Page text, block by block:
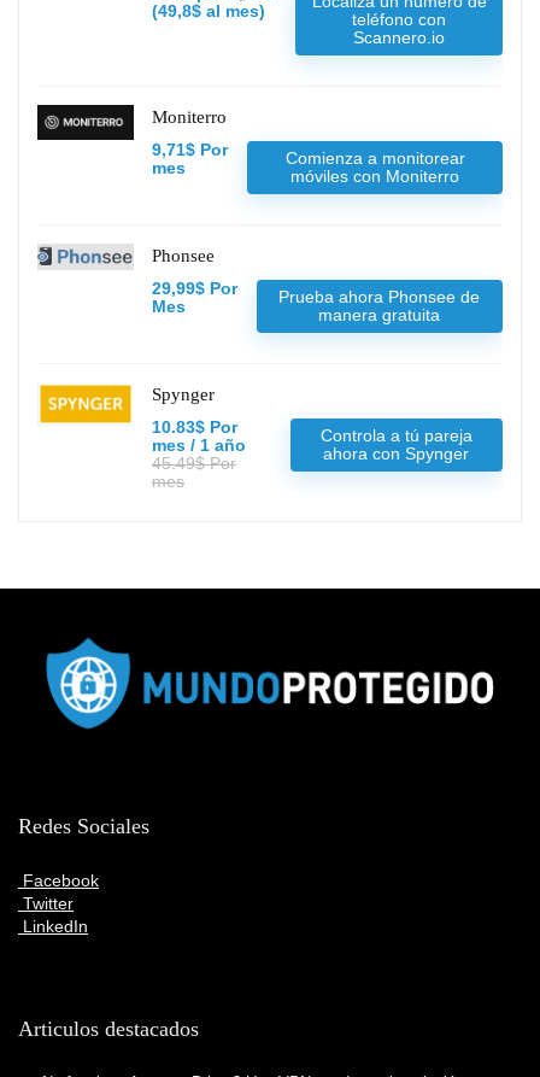
(49,8$ al mes)
teléfono con
Scannero.io
Moniterro
9,71$ Por
mes
Comienza a monitorear
móviles con Moniterro
Phonsee
29,99$ Por
Mes
Prueba ahora Phonsee de
manera gratuita
Spynger
10.83$ Por
mes / 1 año
45.49$ Por
mes
Controla a tú pareja
ahora con Spynger
Redes Sociales
Facebook
Twitter
LinkedIn
Articulos destacados